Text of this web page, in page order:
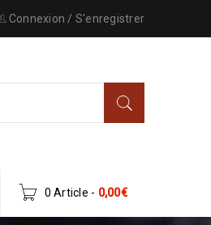
Connexion / S'enregistrer
0 Article - 0,00€